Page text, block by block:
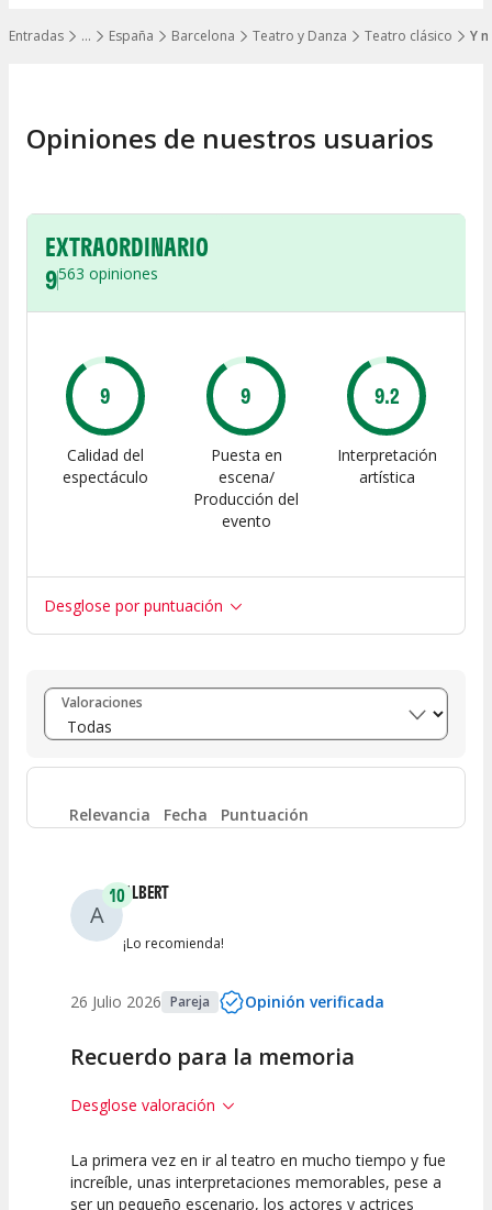
…
Mostrar todos los niveles
Entradas España Barcelona Teatro y Danza Teatro clásico Y
Opiniones de nuestros usuarios
EXTRAORDINARIO
9563 opiniones
9
Calidad del
espectáculo
9
Puesta en
escena/
Producción del
evento
9.2
Interpretación
artística
Desglose por puntuación
Entre 8 y 10 (464)
Entre 6 y 8 (77)
Entre 4 y 6 23
Entre 0 y 2
Valoraciones
Relevancia Fecha Puntuación
A
10ALBERT
¡Lo recomienda!
26 Julio 2026 Pareja Opinión verificada
Recuerdo para la memoria
Desglose valoración
10
Calidad del
10
Puesta en
10
Interpretación
La primera vez en ir al teatro en mucho tiempo y fue
increíble, unas interpretaciones memorables, pese a
ser un pequeño escenario, los actores y actrices